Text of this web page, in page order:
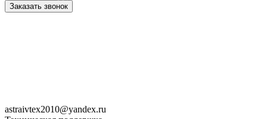
Заказать звонок
astraivtex2010@yandex.ru